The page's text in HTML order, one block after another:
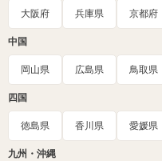
大阪府 兵庫県 京都府
中国
岡山県 広島県 鳥取県
四国
徳島県 香川県 愛媛県
九州・沖縄